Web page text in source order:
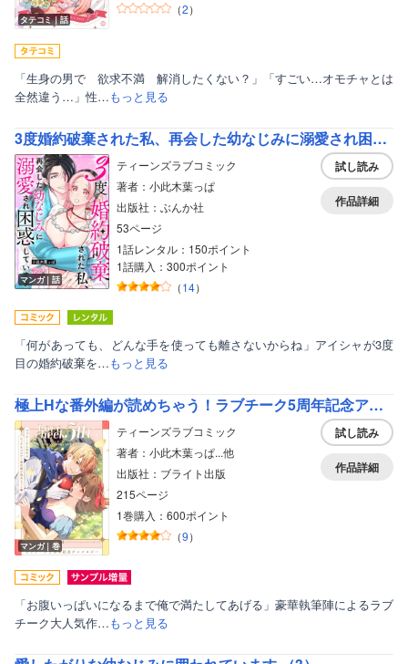
タテコミ｜話
（2）
「生身の男で 欲求不満 解消したくない？」「すごい…オモチャとは
全然違う…」性…もっと見る
3度婚約破棄された私、再会した幼なじみに溺愛され困惑しています（単話版）
マンガ｜話
ティーンズラブコミック
著者：小此木葉っぱ
出版社：ぶんか社
53ページ
1話レンタル：150ポイント
1話購入：300ポイント
（14）
試し読み
作品詳細
「何があっても、どんな手を使っても離さないからね」アイシャが3度
目の婚約破棄を…もっと見る
極上Hな番外編が読めちゃう！ラブチーク5周年記念アンソロジー
マンガ｜巻
ティーンズラブコミック
著者：小此木葉っぱ...他
出版社：ブライト出版
215ページ
1巻購入：600ポイント
（9）
試し読み
作品詳細
「お腹いっぱいになるまで俺で満たしてあげる」豪華執筆陣によるラブ
チーク大人気作…もっと見る
ボーイズラブ
ティーンズラブ
美女・美少女